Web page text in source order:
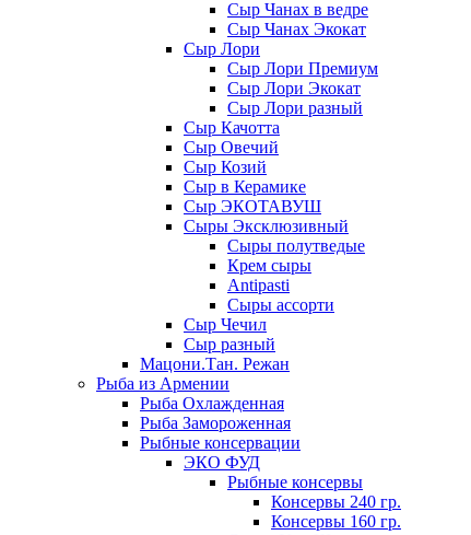
Сыр Чанах в ведре
Сыр Чанах Экокат
Сыр Лори
Сыр Лори Премиум
Сыр Лори Экокат
Сыр Лори разный
Сыр Качотта
Сыр Овечий
Сыр Козий
Сыр в Керамике
Сыр ЭКОТАВУШ
Сыры Эксклюзивный
Сыры полутведые
Крем сыры
Antipasti
Сыры ассорти
Сыр Чечил
Сыр разный
Мацони.Тан. Режан
Рыба из Армении
Рыба Охлажденная
Рыба Замороженная
Рыбные консервации
ЭКО ФУД
Рыбные консервы
Консервы 240 гр.
Консервы 160 гр.